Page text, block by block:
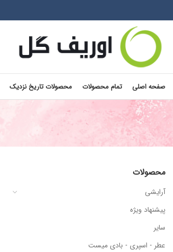
صفحه اصلی تمام محصولات محصولات تاریخ نزدیک
محصولات
آرایشی
پیشنهاد ویژه
سایر
عطر - اسپری - بادی میست